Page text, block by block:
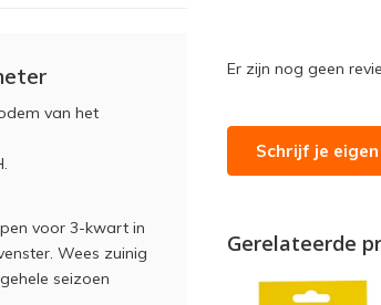
van het
voor 3-kwart in
Wees zuinig
seizoen
Er zijn nog geen
Schrijf je
Gerelateerde